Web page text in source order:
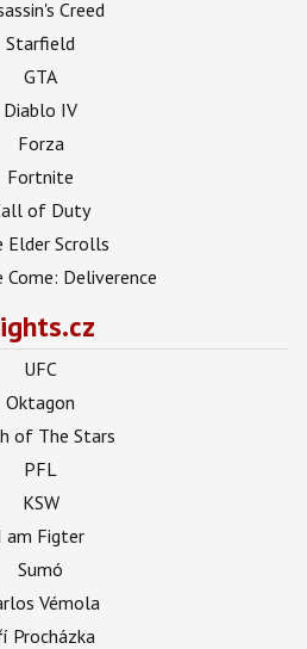
Creed
Starfield
GTA
Diablo IV
Forza
Fortnite
of Duty
Elder Scrolls
Come: Deliverence
UFC
Oktagon
of The Stars
PFL
KSW
am Figter
Sumó
Vémola
Procházka